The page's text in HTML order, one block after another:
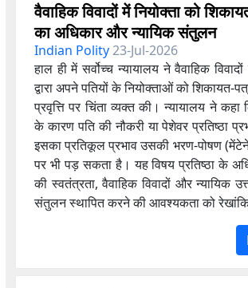
वैवाहिक विवादों में नियोक्ता को
का अधिकार और न्यायिक संतुलन
Indian Polity23-Jul-2026
हाल ही में सर्वोच्च न्यायालय ने वैवाहिक
द्वारा अपने पतियों के नियोक्ताओं को शिकायत-
प्रवृत्ति पर चिंता व्यक्त की। न्यायालय ने कहा
के कारण पति की नौकरी या पेशेवर प्रतिष्ठा
इसका प्रतिकूल प्रभाव उसकी भरण-पोषण
पर भी पड़ सकता है। यह विषय प्रतिष्ठा के
की स्वतंत्रता, वैवाहिक विवादों और न्यायिक
संतुलन स्थापित करने की आवश्यकता को